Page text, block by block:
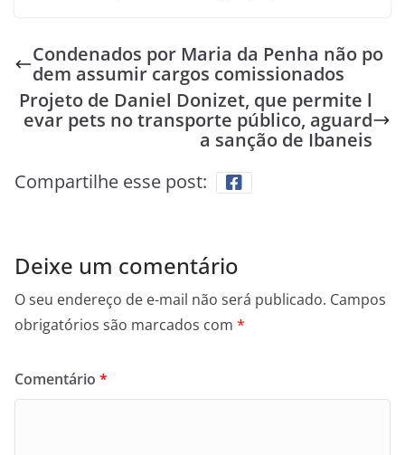
Condenados por Maria da Penha não po
dem assumir cargos comissionados
Projeto de Daniel Donizet, que permite l
evar pets no transporte público, aguard
a sanção de Ibaneis
Compartilhe esse post:
Deixe um comentário
O seu endereço de e-mail não será publicado. Campos
obrigatórios são marcados com *
Comentário *